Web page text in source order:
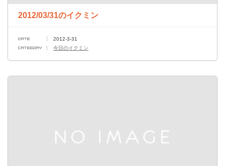
2012/03/31のイクミン
2012-3-31
今日のイクミン